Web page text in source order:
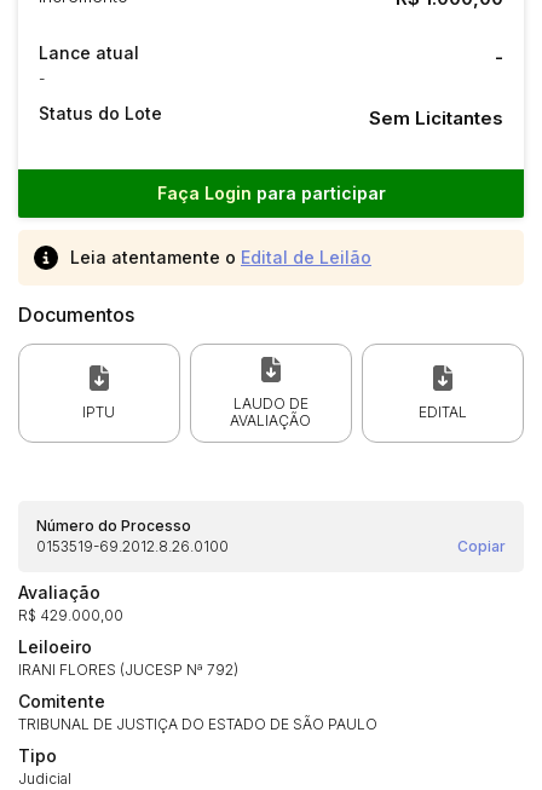
Lance atual
-
-
Status do Lote Sem Licitantes
Faça Login para participar
Leia atentamente o Edital de Leilão
Documentos
IPTU
LAUDO DE
AVALIAÇÃO
EDITAL
Número do Processo
0153519-69.2012.8.26.0100
Copiar
Avaliação
R$ 429.000,00
Leiloeiro
IRANI FLORES (JUCESP Nª 792)
Comitente
TRIBUNAL DE JUSTIÇA DO ESTADO DE SÃO PAULO
Tipo
Judicial